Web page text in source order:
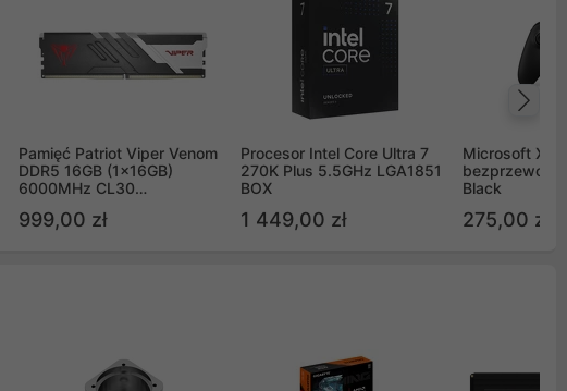
Pamięć Patriot Viper Venom
DDR5 16GB (1x16GB)
6000MHz CL30
999,00 zł
Procesor Intel Core Ultra 7
270K Plus 5.5GHz LGA1851
BOX
1 449,00 zł
Microsoft
Black
275,00 zł